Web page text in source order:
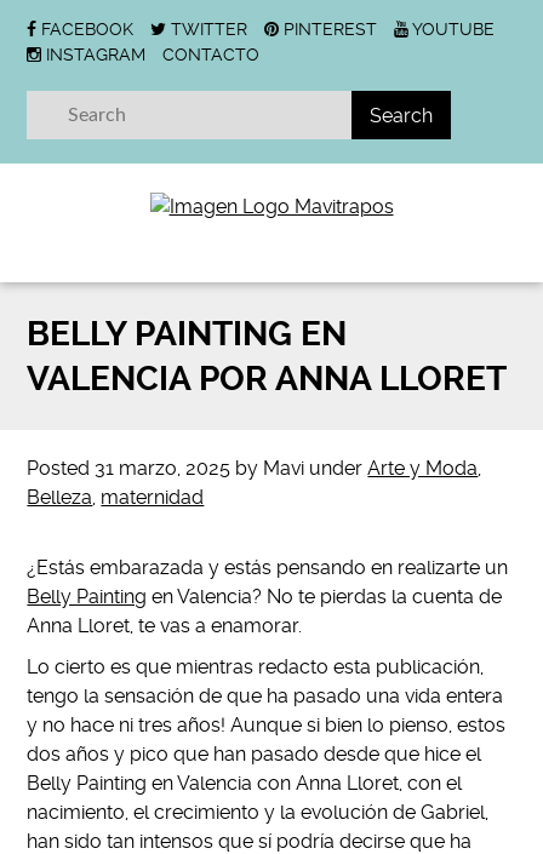
FACEBOOK TWITTER PINTEREST
YOUTUBE
INSTAGRAM
CONTACTO
BELLY PAINTING EN
VALENCIA POR ANNA LLORET
Posted 31 marzo, 2025 by Mavi underArte y Moda,
Belleza, maternidad
¿Estás embarazada y estás pensando en realizarte un
Belly Painting en Valencia? No te pierdas la cuenta de
Anna Lloret, te vas a enamorar.
Lo cierto es que mientras redacto esta publicación,
tengo la sensación de que ha pasado una vida entera
y no hace ni tres años! Aunque si bien lo pienso, estos
dos años y pico que han pasado desde que hice el
Belly Painting en Valencia con Anna Lloret, con el
nacimiento, el crecimiento y la evolución de Gabriel,
han sido tan intensos que sí podría decirse que ha